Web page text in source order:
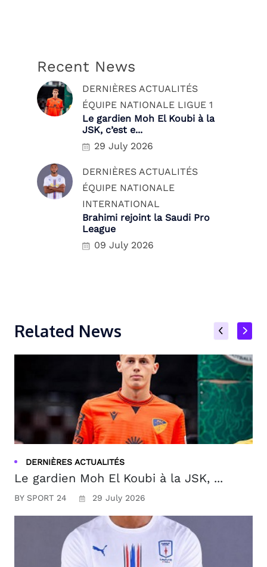
Recent News
DERNIÈRES ACTUALITÉS
ÉQUIPE NATIONALE LIGUE 1
Le gardien Moh El Koubi à la
JSK, c’est e...
29 July 2026
DERNIÈRES ACTUALITÉS
ÉQUIPE NATIONALE
INTERNATIONAL
Brahimi rejoint la Saudi Pro
League
09 July 2026
Related News
DERNIÈRES ACTUALITÉS
Le gardien Moh El Koubi à la JSK, ...
BY SPORT 24 29 July 2026